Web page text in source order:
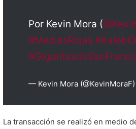
Por Kevin Mora (
#MediasRojas
— Kevin Mora (@KevinMoraF)
La transacción se realizó en medio